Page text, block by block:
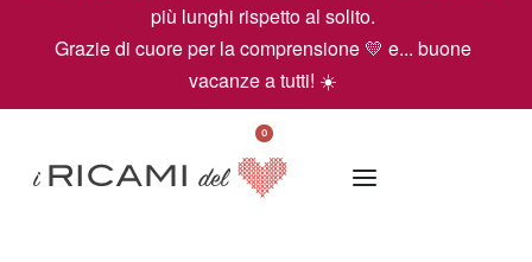
più lunghi rispetto al solito.
Grazie di cuore per la comprensione 💛 e... buone
vacanze a tutti! ☀️
0